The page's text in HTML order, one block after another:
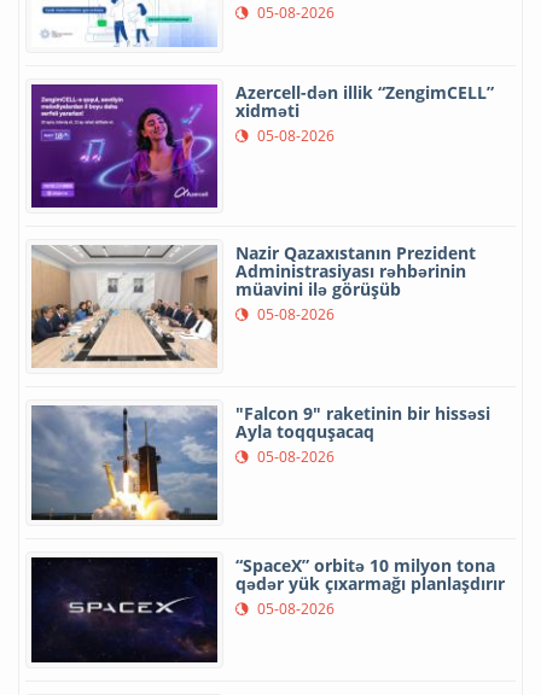
05-08-2026
Azercell-dən illik “ZengimCELL”
xidməti
05-08-2026
Nazir Qazaxıstanın Prezident
Administrasiyası rəhbərinin
müavini ilə görüşüb
05-08-2026
"Falcon 9" raketinin bir hissəsi
Ayla toqquşacaq
05-08-2026
“SpaceX” orbitə 10 milyon tona
qədər yük çıxarmağı planlaşdırır
05-08-2026